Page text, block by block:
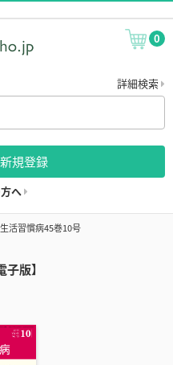
0
詳細検索
規登録
へ
活習慣病45巻10号
版】